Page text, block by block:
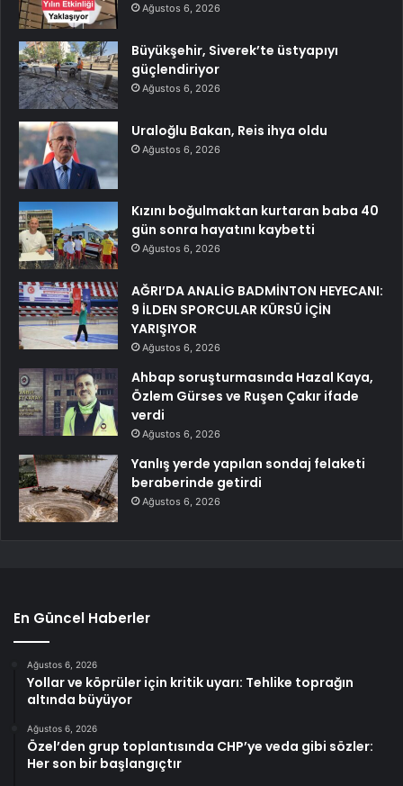
Ağustos 6, 2026
Büyükşehir, Siverek’te üstyapıyı
güçlendiriyor
Ağustos 6, 2026
Uraloğlu Bakan, Reis ihya oldu
Ağustos 6, 2026
Kızını boğulmaktan kurtaran baba 40
gün sonra hayatını kaybetti
Ağustos 6, 2026
AĞRI’DA ANALİG BADMİNTON HEYECANI:
9 İLDEN SPORCULAR KÜRSÜ İÇİN
YARIŞIYOR
Ağustos 6, 2026
Ahbap soruşturmasında Hazal Kaya,
Özlem Gürses ve Ruşen Çakır ifade
verdi
Ağustos 6, 2026
Yanlış yerde yapılan sondaj felaketi
beraberinde getirdi
Ağustos 6, 2026
En Güncel Haberler
Ağustos 6, 2026
Yollar ve köprüler için kritik uyarı: Tehlike toprağın
altında büyüyor
Ağustos 6, 2026
Özel’den grup toplantısında CHP’ye veda gibi sözler:
Her son bir başlangıçtır